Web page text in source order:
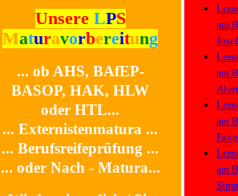
Unsere LPS
Maturavorbereitung
... ob AHS, BAfEP-
BASOP, HAK, HLW
oder HTL...
... Externistenmatura ...
... Berufsreifeprüfung ...
... oder Nach - Matura...
Lern
am
Lern
am
Lern
am
Lern
am